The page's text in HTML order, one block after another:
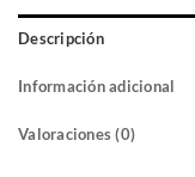
Descripción
Información adicional
Valoraciones (0)